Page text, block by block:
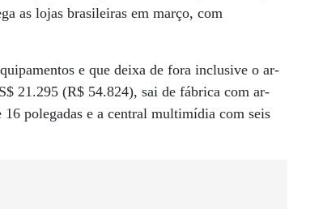
as lojas brasileiras em março, com
e que deixa de fora inclusive o ar-
21.295 (R$ 54.824), sai de fábrica com ar-
polegadas e a central multimídia com seis